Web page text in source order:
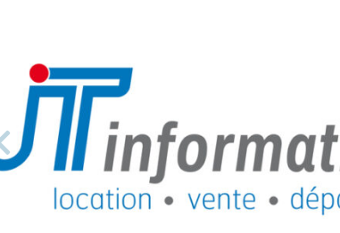
Précédent